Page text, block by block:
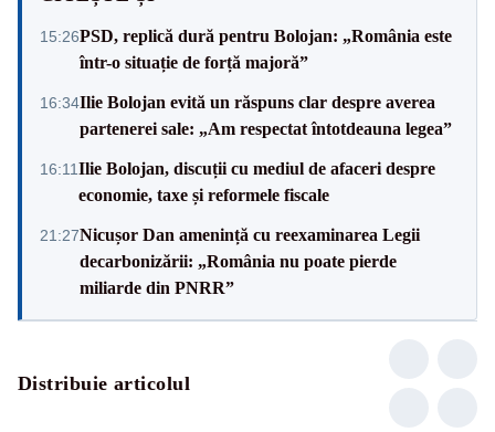
15:26PSD, replică dură pentru Bolojan: „România este
într-o situație de forță majoră”
16:34Ilie Bolojan evită un răspuns clar despre averea
partenerei sale: „Am respectat întotdeauna legea”
16:11Ilie Bolojan, discuții cu mediul de afaceri despre
economie, taxe și reformele fiscale
21:27Nicușor Dan amenință cu reexaminarea Legii
decarbonizării: „România nu poate pierde
miliarde din PNRR”
Distribuie articolul